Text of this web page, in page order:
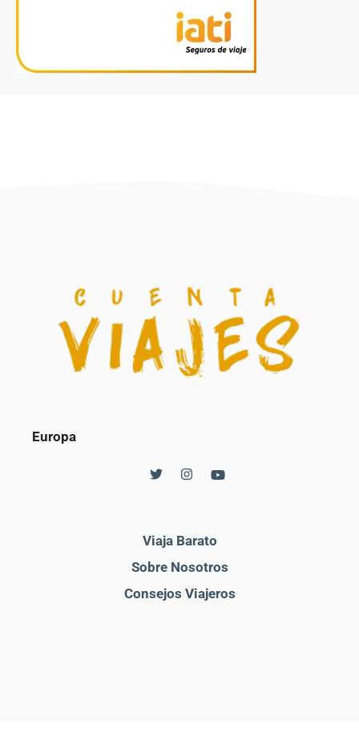
Europa
Viaja Barato
Sobre Nosotros
Consejos Viajeros